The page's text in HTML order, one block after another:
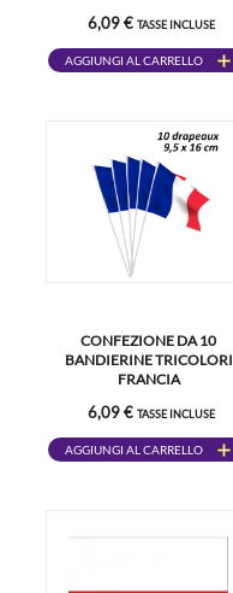
6,09 € TASSE INCLUSE
AGGIUNGI AL CARRELLO
CONFEZIONE DA 10
BANDIERINE TRICOLORI
FRANCIA
6,09 € TASSE INCLUSE
AGGIUNGI AL CARRELLO